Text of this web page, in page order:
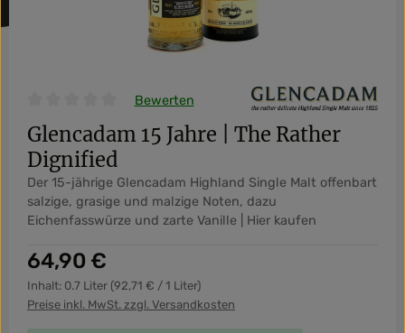
Bewerten
Glencadam 15 Jahre | The Rather
Dignified
Der 15-jährige Glencadam Highland Single Malt offenbart
salzige, grasige und malzige Noten, dazu
Eichenfasswürze und zarte Vanille | Hier kaufen
Regulärer Preis:
64,90 €
Inhalt: 0.7 Liter (92,71 € / 1 Liter)
Preise inkl. MwSt. zzgl. Versandkosten